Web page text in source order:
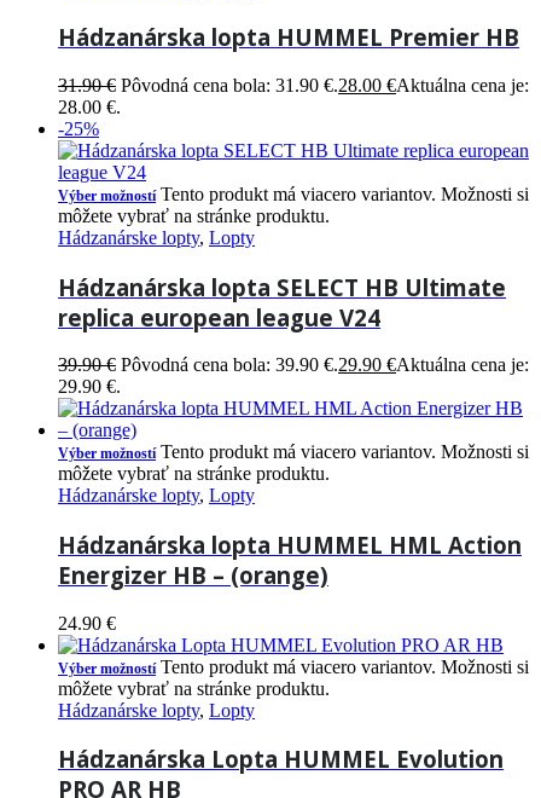
Hádzanárska lopta HUMMEL Premier HB
31.90€ Pôvodná cena bola: 31.90 €.28.00 €Aktuálna cena je:
28.00 €.
-25%
Výber možností Tento produkt má viacero variantov. Možnosti si
môžete vybrať na stránke produktu.
Hádzanárske lopty, Lopty
Hádzanárska lopta SELECT HB Ultimate
replica european league V24
39.90€ Pôvodná cena bola: 39.90 €.29.90 €Aktuálna cena je:
29.90 €.
Výber možností Tento produkt má viacero variantov. Možnosti si
môžete vybrať na stránke produktu.
Hádzanárske lopty, Lopty
Hádzanárska lopta HUMMEL HML Action
Energizer HB – (orange)
24.90 €
Výber možností Tento produkt má viacero variantov. Možnosti si
môžete vybrať na stránke produktu.
Hádzanárske lopty, Lopty
Hádzanárska Lopta HUMMEL Evolution
PRO AR HB